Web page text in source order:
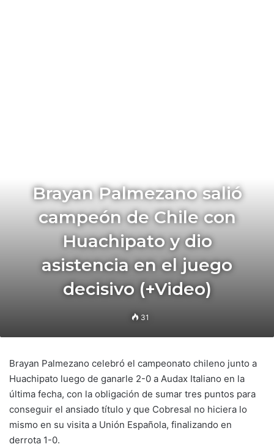
Brayan Palmezano salió
campeón de Chile con
Huachipato y dio
asistencia en el juego
decisivo (+Video)
31
Brayan Palmezano celebró el campeonato chileno junto a
Huachipato luego de ganarle 2-0 a Audax Italiano en la
última fecha, con la obligación de sumar tres puntos para
conseguir el ansiado título y que Cobresal no hiciera lo
mismo en su visita a Unión Española, finalizando en
derrota 1-0.